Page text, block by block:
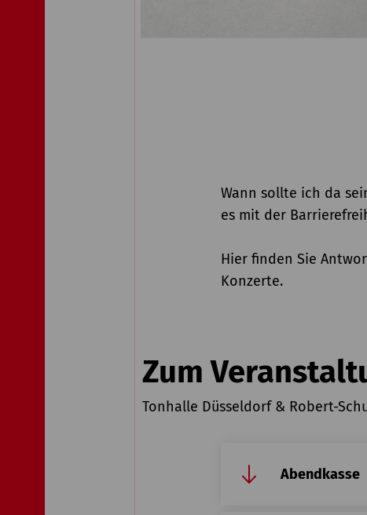
Wann sollte ich da
es mit der
Hier finden Sie
Konzerte.
Zum
Tonhalle Düsseldorf & Robert-
Abendkasse